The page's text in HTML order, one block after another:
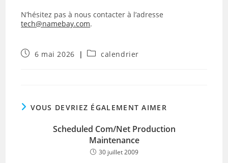
N’hésitez pas à nous contacter à l’adresse
tech@namebay.com.
Publication
6 mai 2026
Postcalendrier
VOUS DEVRIEZ ÉGALEMENT AIMER
Scheduled Com/Net Production
Maintenance
30 juillet 2009